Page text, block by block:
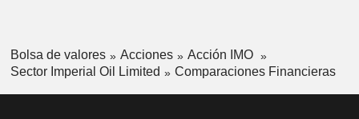
Bolsa de valores Acciones
Acción IMO
Sector Imperial Oil Limited
Comparaciones Financieras